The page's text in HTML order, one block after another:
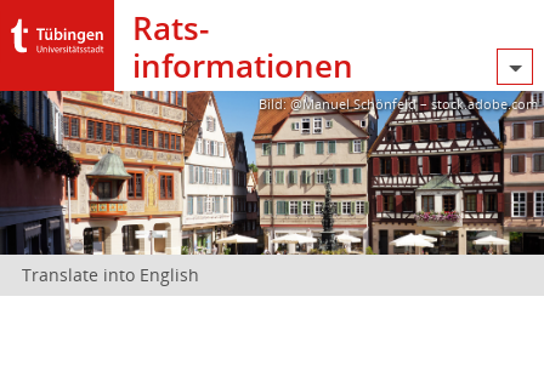
Rats­
informationen
Bild: @Manuel Schönfeld – stock.adobe.com
Translate into English